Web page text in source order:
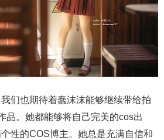
们也期待着蠢沫沫能够继续带给拍
品。她都能够将自己完美的cos出
性的COS博主。她总是充满自信和